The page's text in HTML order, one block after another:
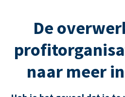
De
naar meer